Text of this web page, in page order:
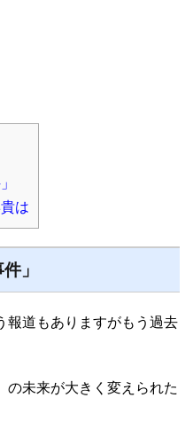
は
」
報道もありますがもう過去
の未来が大きく変えられた